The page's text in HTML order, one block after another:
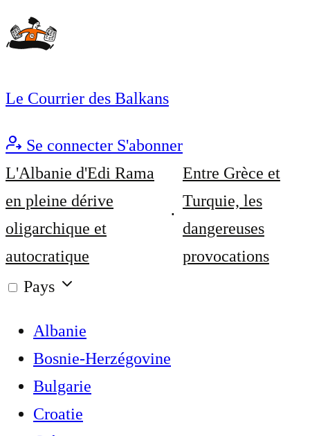
Le Courrier des Balkans
Se connecter S'abonner
L'Albanie d'Edi Rama
en pleine dérive
oligarchique et
autocratique
Entre Grèce et
Turquie, les
dangereuses
provocations
Pays
Albanie
Bosnie-Herzégovine
Bulgarie
Croatie